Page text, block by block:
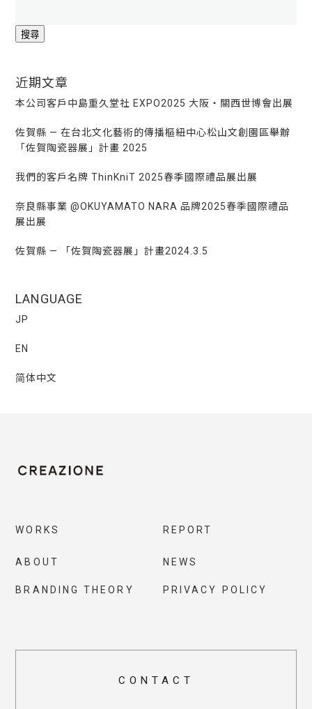
關
鍵
近期文章
本公司客戶中島重久堂社 EXPO2025 大阪・關西世博會出展
佐賀縣 — 在台北文化藝術的傳播樞紐中心松山文創園區舉辦
「佐賀陶瓷器展」計畫 2025
我們的客戶名牌 ThinKniT 2025春季國際禮品展出展
奈良縣事業 @OKUYAMATO NARA 品牌2025春季國際禮品
展出展
佐賀縣 — 「佐賀陶瓷器展」計畫2024.3.5
LANGUAGE
JP
EN
简体中文
WORKS
ABOUT
BRANDING THEORY
REPORT
NEWS
PRIVACY POLICY
CONTACT